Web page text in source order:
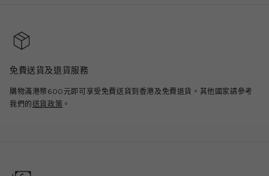
免費送貨及退貨服務
購物滿港幣600元即可享受免費送貨到香港及免費退貨。其他國家請參考
我們的送貨政策 。